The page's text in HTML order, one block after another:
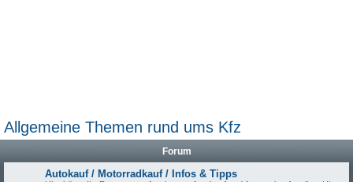
Allgemeine Themen rund ums Kfz
Forum
Autokauf / Motorradkauf / Infos & Tipps